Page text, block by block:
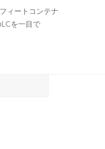
ィートコンテナ
を一目で